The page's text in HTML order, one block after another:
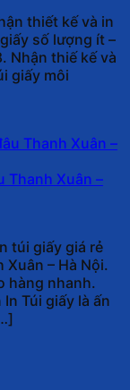
thiết kế và in
số lượng ít –
Nhận thiế kế và
giấy môi
Thanh Xuân –
túi giấy giá rẻ
– Hà Nội.
hàng nhanh.
Túi giấy là ấn